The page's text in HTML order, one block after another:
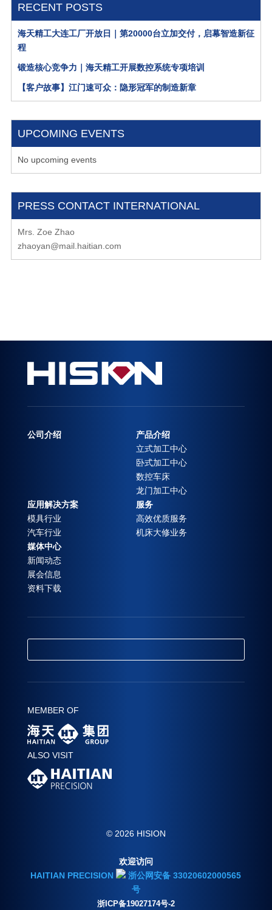
RECENT POSTS
海天精工大连工厂开放日｜第20000台立加交付，启幕智造新征
程
锻造核心竞争力｜海天精工开展数控系统专项培训
【客户故事】江门速可众：隐形冠军的制造新章
UPCOMING EVENTS
No upcoming events
PRESS CONTACT INTERNATIONAL
Mrs. Zoe Zhao
zhaoyan@mail.haitian.com
公司介绍
产品介绍
立式加工中心
卧式加工中心
数控车床
龙门加工中心
应用解决方案
模具行业
汽车行业
服务
高效优质服务
机床大修业务
媒体中心
新闻动态
展会信息
资料下载
MEMBER OF
ALSO VISIT
© 2026 HISION
欢迎访问
HAITIAN PRECISION
浙公网安备 33020602000565
号
浙ICP备19027174号-2